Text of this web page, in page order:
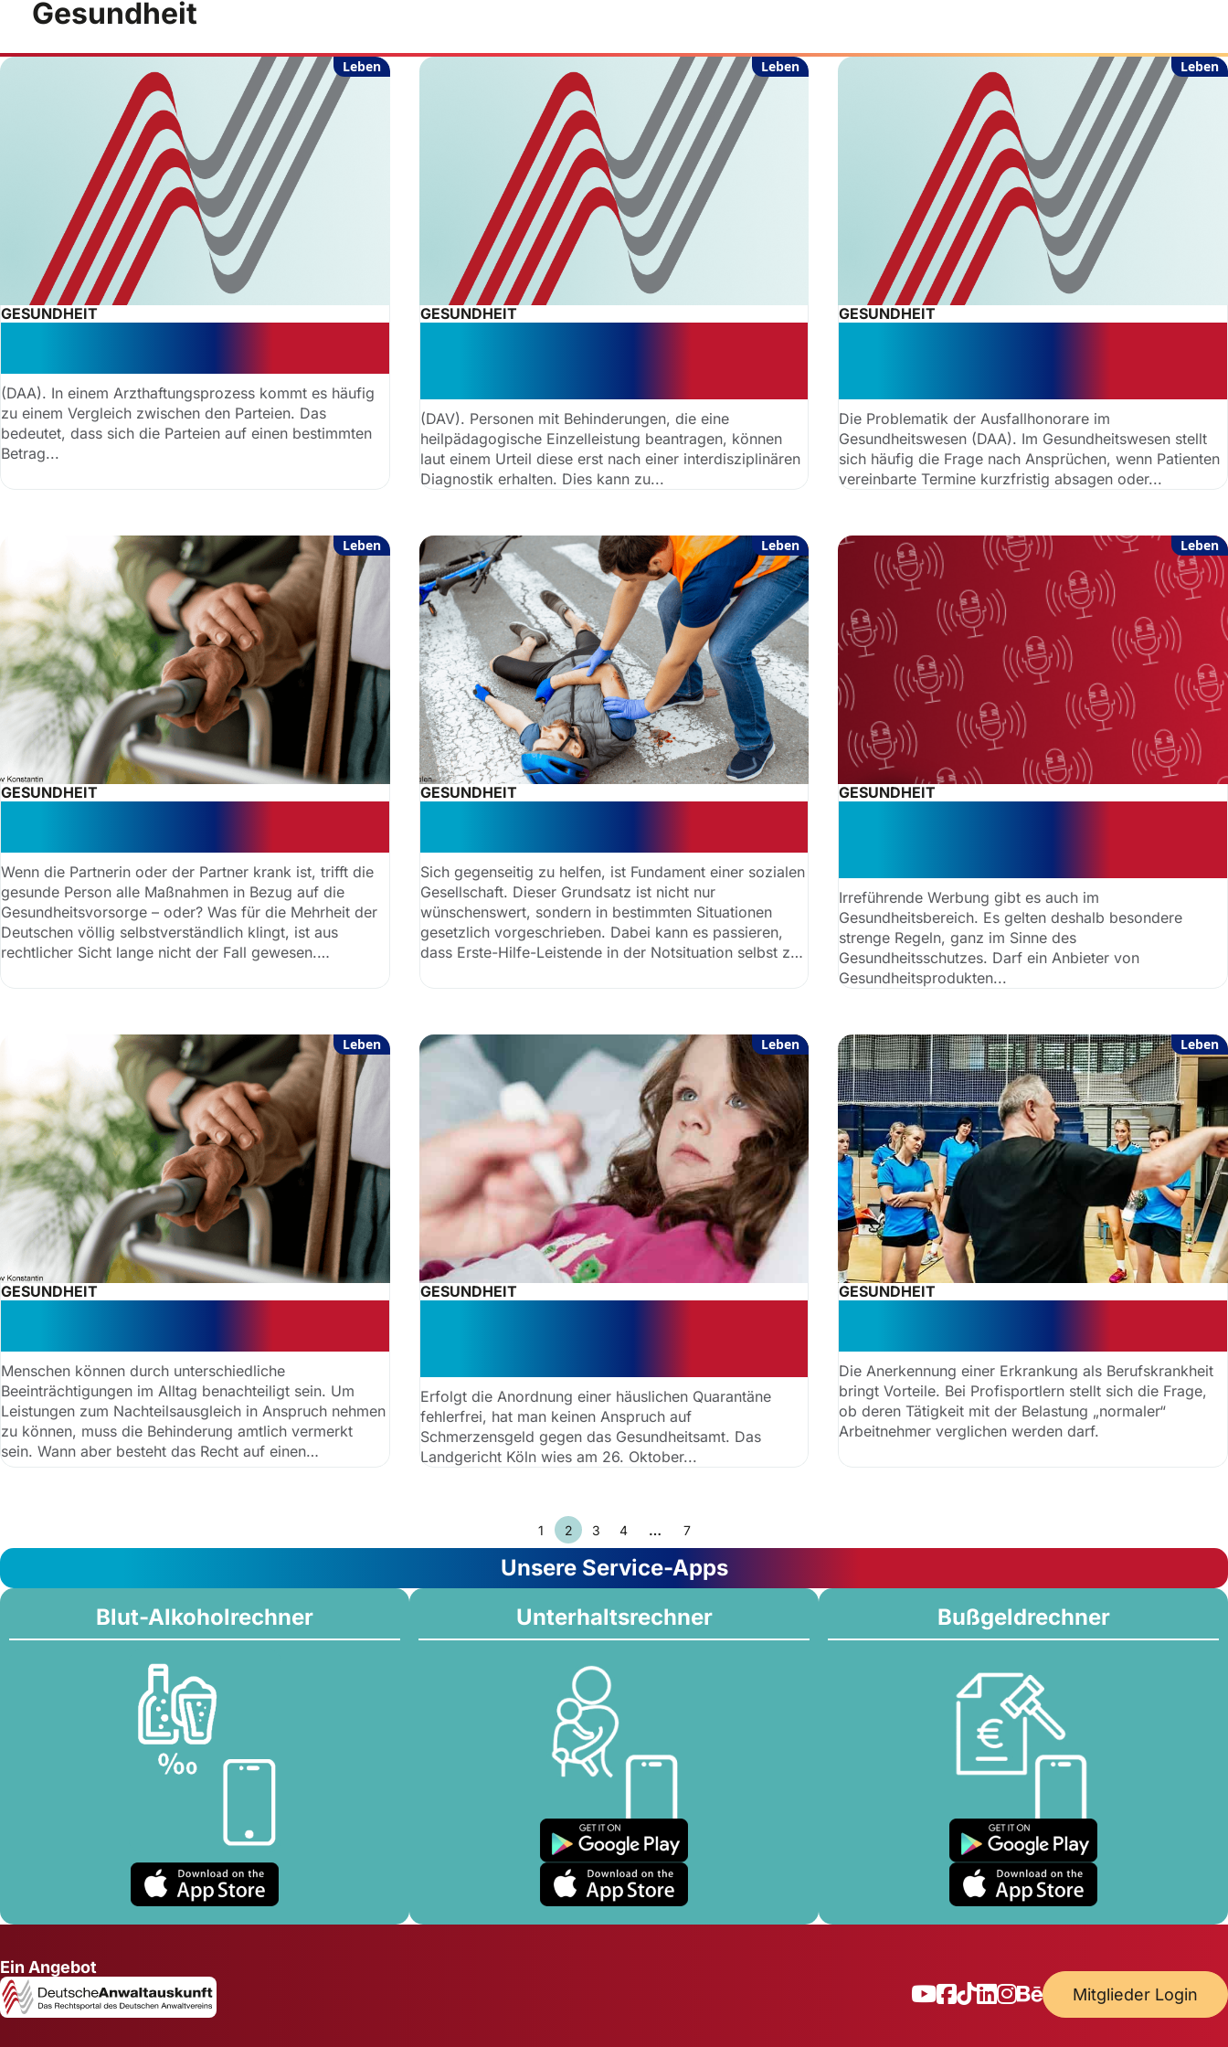
Gesundheit
Leben
GESUNDHEIT
(DAA). In einem Arzthaftungsprozess kommt es häufig
zu einem Vergleich zwischen den Parteien. Das
bedeutet, dass sich die Parteien auf einen bestimmten
Betrag...
Leben
GESUNDHEIT
(DAV). Personen mit Behinderungen, die eine
heilpädagogische Einzelleistung beantragen, können
laut einem Urteil diese erst nach einer interdisziplinären
Diagnostik erhalten. Dies kann zu...
Leben
GESUNDHEIT
Die Problematik der Ausfallhonorare im
Gesundheitswesen (DAA). Im Gesundheitswesen stellt
sich häufig die Frage nach Ansprüchen, wenn Patienten
vereinbarte Termine kurzfristig absagen oder...
Leben
GESUNDHEIT
Wenn die Partnerin oder der Partner krank ist, trifft die
gesunde Person alle Maßnahmen in Bezug auf die
Gesundheitsvorsorge – oder? Was für die Mehrheit der
Deutschen völlig selbstverständlich klingt, ist aus
rechtlicher Sicht lange nicht der Fall gewesen.
Leben
GESUNDHEIT
Sich gegenseitig zu helfen, ist Fundament einer sozialen
Gesellschaft. Dieser Grundsatz ist nicht nur
wünschenswert, sondern in bestimmten Situationen
gesetzlich vorgeschrieben. Dabei kann es passieren,
dass Erste-Hilfe-Leistende in der Notsituation selbst zu
meist unbegründet sind.
Leben
GESUNDHEIT
Irreführende Werbung gibt es auch im
Gesundheitsbereich. Es gelten deshalb besondere
strenge Regeln, ganz im Sinne des
Gesundheitsschutzes. Darf ein Anbieter von
Gesundheitsprodukten...
Leben
GESUNDHEIT
Menschen können durch unterschiedliche
Beeinträchtigungen im Alltag benachteiligt sein. Um
Leistungen zum Nachteilsausgleich in Anspruch nehmen
zu können, muss die Behinderung amtlich vermerkt
sein. Wann aber besteht das Recht auf einen
Leben
GESUNDHEIT
Erfolgt die Anordnung einer häuslichen Quarantäne
fehlerfrei, hat man keinen Anspruch auf
Schmerzensgeld gegen das Gesundheitsamt. Das
Landgericht Köln wies am 26. Oktober...
Leben
GESUNDHEIT
Die Anerkennung einer Erkrankung als Berufskrankheit
bringt Vorteile. Bei Profisportlern stellt sich die Frage,
ob deren Tätigkeit mit der Belastung „normaler“
Arbeitnehmer verglichen werden darf.
1 2 3 4 … 7
Unsere Service-Apps
Blut-Alkoholrechner
Unterhaltsrechner Bußgeldrechner
Ein Angebot
Mitglieder Login